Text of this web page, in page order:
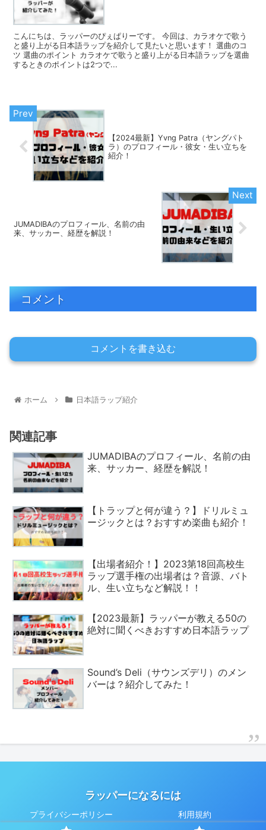
こんにちは、ラッパーのぴぇぱりーです。 今回は、カラオケで歌う
と盛り上がる日本語ラップを紹介して見たいと思います！ 選曲のコ
ツ 選曲のポイント カラオケで歌うと盛り上がる日本語ラップを選曲
するときのポイントは2つで...
【2024最新】Yvng Patra（ヤングパト
ラ）のプロフィール・彼女・生い立ちを
紹介！
JUMADIBAのプロフィール、名前の由
来、サッカー、経歴を解説！
コメント
コメントを書き込む
ホーム 日本語ラップ紹介
関連記事
JUMADIBAのプロフィール、名前の由
来、サッカー、経歴を解説！
【トラップと何が違う？】ドリルミュ
ージックとは？おすすめ楽曲も紹介！
【出場者紹介！】2023第18回高校生
ラップ選手権の出場者は？音源、バト
ル、生い立ちなど解説！！
【2023最新】ラッパーが教える50の
絶対に聞くべきおすすめ日本語ラップ
Sound’s Deli（サウンズデリ）のメン
バーは？紹介してみた！
ラッパーになるには
プライバシーポリシー 利用規約